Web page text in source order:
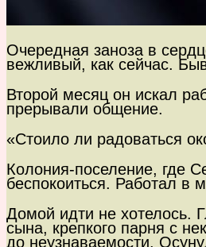
Очередная заноза в
вежливый, как сейчас.
Второй месяц он искал
прерывали общение.
«Стоило ли радоваться
Колония-поселение, где
беспокоиться. Работал в
Домой идти не хотелось.
сына, крепкого парня с
до неузнаваемости.